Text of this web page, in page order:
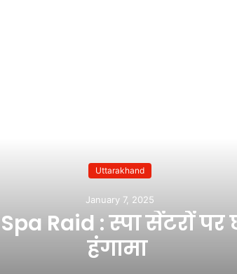
Uttarakhand
January 7, 2025
Raid : स्पा सेंटरों पर
हंगामा